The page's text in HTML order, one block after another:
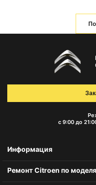
с 9:00 до
Информация
Ремонт Citroen по